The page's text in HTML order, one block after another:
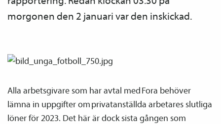
morgonen den 2 januari var den inskickad.
Alla arbetsgivare som har avtal med Fora behöver
lämna in uppgifter om privatanställda arbetares slutliga
löner för 2023. Det här är dock sista gången som